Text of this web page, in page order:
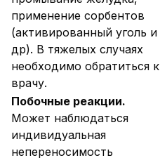
применение сорбентов
(активированный уголь и
др). В тяжелых случаях
необходимо обратиться к
врачу.
Побочные реакции.
Может наблюдаться
индивидуальная
непереносимость